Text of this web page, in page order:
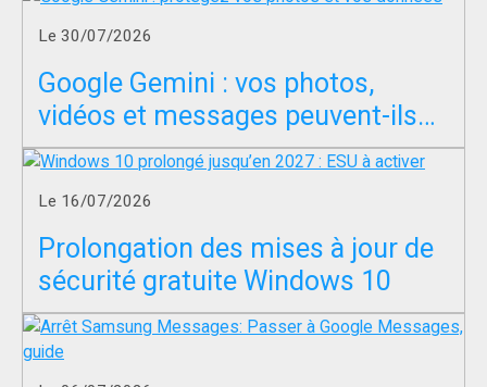
Le 30/07/2026
Google Gemini : vos photos,
vidéos et messages peuvent-ils
servir à entraîner l’IA ?
Le 16/07/2026
Prolongation des mises à jour de
sécurité gratuite Windows 10